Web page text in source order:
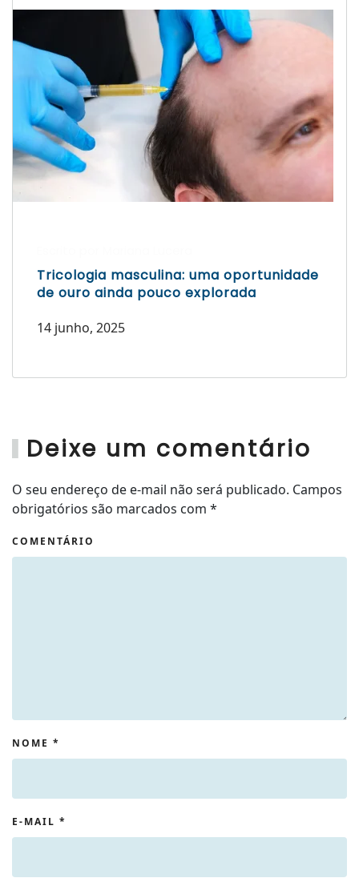
Tricologia masculina: uma oportunidade
de ouro ainda pouco explorada
14 junho, 2025
Deixe um comentário
O seu endereço de e-mail não será publicado. Campos
obrigatórios são marcados com *
COMENTÁRIO
NOME *
E-MAIL *